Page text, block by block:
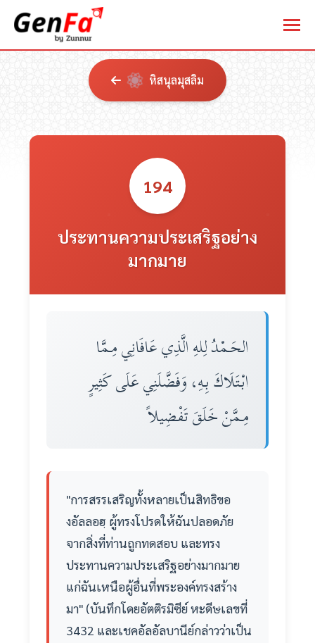
หิสนุลมุสลิม
194
ประทานความประเสริฐอย่าง
มากมาย
الحَـمْدُ لِلهِ الَّذِي عَافَانِي مِـمَّا
ابْتَلَاكَ بِـهِ، وَفَضَّلَنِي عَلَى كَثِيرٍ
مِـمَّنْ خَلَقَ تَفْضِيلاً
"การสรรเสริญทั้งหลายเป็นสิทธิขอ
งอัลลอฮฺ ผู้ทรงโปรดให้ฉันปลอดภัย
จากสิ่งที่ท่านถูกทดสอบ และทรง
ประทานความประเสริฐอย่างมากมาย
แก่ฉันเหนือผู้อื่นที่พระองค์ทรงสร้าง
มา" (บันทึกโดยอัตติรมิซีย์ หะดีษเลขที่
3432 และเชคอัลอัลบานีย์กล่าวว่าเป็น